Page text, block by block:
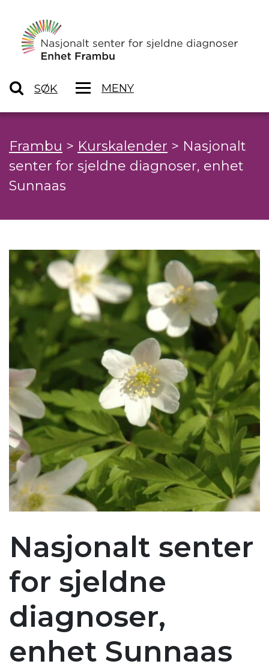
SØK MENY
Frambu > Kurskalender > Nasjonalt
senter for sjeldne diagnoser, enhet
Sunnaas
Nasjonalt senter
for sjeldne
diagnoser,
enhet Sunnaas